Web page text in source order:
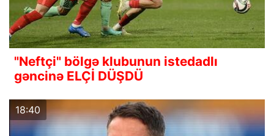
"Neftçi" bölgə klubunun istedadlı
gəncinə ELÇİ DÜŞDÜ
18:40